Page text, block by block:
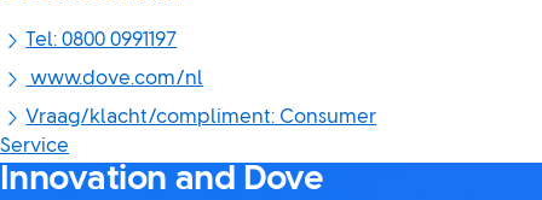
Tel: 0800 0991197
www.dove.com/nl
Vraag/klacht/compliment: Consumer
Service
Innovation and Dove